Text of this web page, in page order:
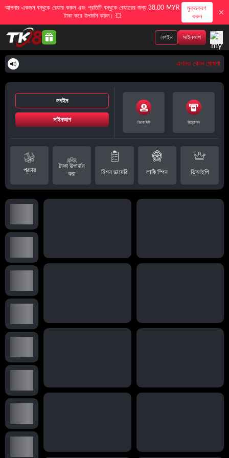
আপনার একজন বন্ধুকে রেফার করুন এবং প্রতিটি বন্ধুকে রেফারের জন্য 38.00 MYR
টাকা করে উপার্জন করুন। 💥
মুক্তকরণ
করুন
সাইনআপ
লগইন
এখনও কোন ঘোষণা নেই
লগইন
সাইনআপ ডিপোজিট উত্তোলন
প্রচার
টাকা উপার্জন
করা
মিশন ডায়েরি লাকি স্পিন ভিআইপি